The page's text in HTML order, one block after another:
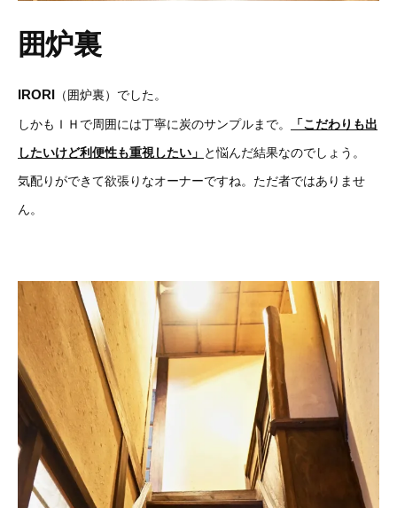
囲炉裏
IRORI （囲炉裏）でした。
しかもＩＨで周囲には丁寧に炭のサンプルまで。
「こだわりも出
したいけど利便性も重視したい」 と悩んだ結果なのでしょう。
気配りができて欲張りなオーナーですね。ただ者ではありませ
ん。